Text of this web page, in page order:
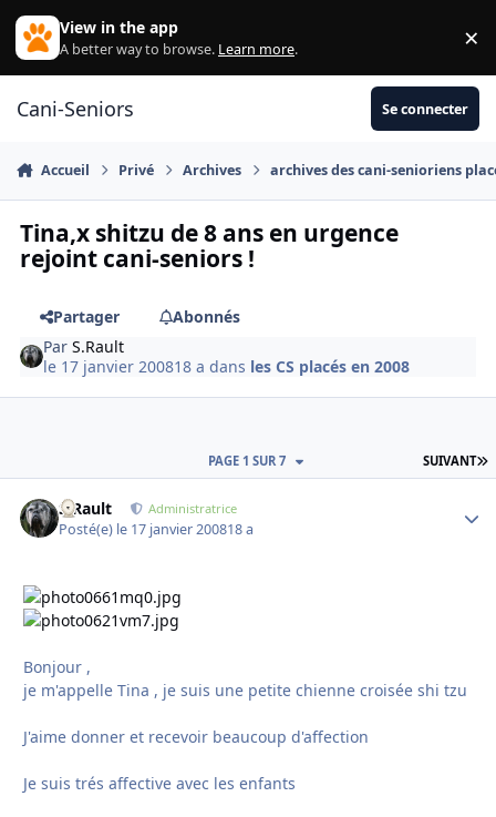
Aller au contenu
View in the app
A better way to browse. Learn more. ×
Cani-Seniors Se connecter
Accueil Privé Archives archives des cani-senioriens
Tina,x shitzu de 8 ans en urgence
rejoint cani-seniors !
Partager
Abonnés
ParS.Rault
le 17 janvier 200818 a dans les CS placés en 2008
SUIVANT
PAGE 1 SUR 7
S.Rault Administratrice
Posté(e) le 17 janvier 200818 a
Bonjour ,
je m'appelle Tina , je suis une petite chienne croisée shi tzu
J'aime donner et recevoir beaucoup d'affection
Je suis trés affective avec les enfants